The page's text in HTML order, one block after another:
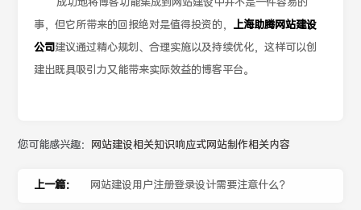
事，但它所带来的回报绝对是值得投资的， 上海助腾网站建设
公司建议通过精心规划、合理实施以及持续优化，这样可以创
建出既具吸引力又能带来实际效益的博客平台。
您可能感兴趣： 网站建设相关知识响应式网站制作相关内容
上一篇： 网站建设用户注册登录设计需要注意什么？